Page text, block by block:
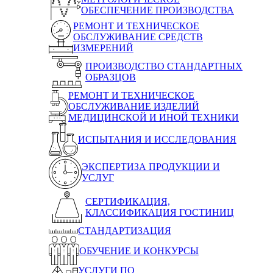
ОБЕСПЕЧЕНИЕ ПРОИЗВОДСТВА
РЕМОНТ И ТЕХНИЧЕСКОЕ
ОБСЛУЖИВАНИЕ СРЕДСТВ
ИЗМЕРЕНИЙ
ПРОИЗВОДСТВО СТАНДАРТНЫХ
ОБРАЗЦОВ
РЕМОНТ И ТЕХНИЧЕСКОЕ
ОБСЛУЖИВАНИЕ ИЗДЕЛИЙ
МЕДИЦИНСКОЙ И ИНОЙ ТЕХНИКИ
ИСПЫТАНИЯ И ИССЛЕДОВАНИЯ
ЭКСПЕРТИЗА ПРОДУКЦИИ И
УСЛУГ
СЕРТИФИКАЦИЯ,
КЛАССИФИКАЦИЯ ГОСТИНИЦ
СТАНДАРТИЗАЦИЯ
ОБУЧЕНИЕ И КОНКУРСЫ
УСЛУГИ ПО